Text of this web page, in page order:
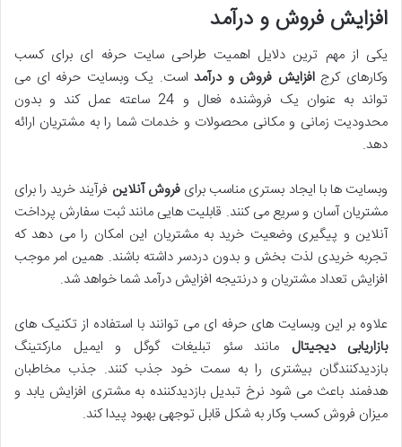
افزایش فروش و درآمد
یکی از مهم ترین دلایل اهمیت طراحی سایت حرفه ای برای کسب
وکارهای کرجافزایش فروش و درآمداست. یک وبسایت حرفه ای می
تواند به عنوان یک فروشنده فعال و 24 ساعته عمل کند و بدون
محدودیت زمانی و مکانی محصولات و خدمات شما را به مشتریان ارائه
دهد.
وبسایت ها با ایجاد بستری مناسب برایفروش آنلاین فرآیند خرید را برای
مشتریان آسان و سریع می کنند. قابلیت هایی مانند ثبت سفارش پرداخت
آنلاین و پیگیری وضعیت خرید به مشتریان این امکان را می دهد که
تجربه خریدی لذت بخش و بدون دردسر داشته باشند. همین امر موجب
افزایش تعداد مشتریان و درنتیجه افزایش درآمد شما خواهد شد.
علاوه بر این وبسایت های حرفه ای می توانند با استفاده از تکنیک های
بازاریابی دیجیتال مانند سئو تبلیغات گوگل و ایمیل مارکتینگ
بازدیدکنندگان بیشتری را به سمت خود جذب کنند. جذب مخاطبان
هدفمند باعث می شود نرخ تبدیل بازدیدکننده به مشتری افزایش یابد و
میزان فروش کسب وکار به شکل قابل توجهی بهبود پیدا کند.